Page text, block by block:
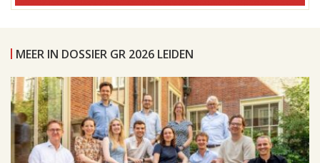
MEER IN DOSSIER GR 2026 LEIDEN